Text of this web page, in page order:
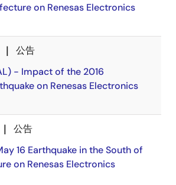
on Renesas Electronics
公告
- Impact of the 2016
on Renesas Electronics
公告
16 Earthquake in the South of
on Renesas Electronics